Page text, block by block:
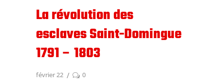
La révolution des
esclaves Saint-Domingue
1791 – 1803
février 22 0